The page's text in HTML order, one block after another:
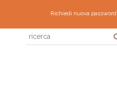
Richiedi nuova password